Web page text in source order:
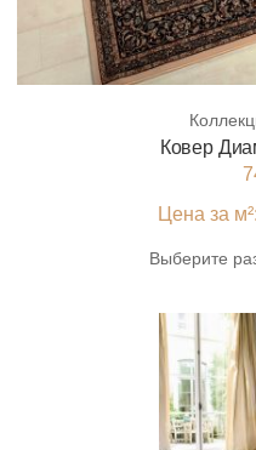
Ковер
Цена за м²:
Выберите